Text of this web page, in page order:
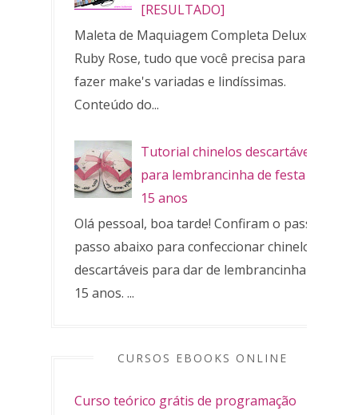
[RESULTADO]
Maleta de Maquiagem Completa Deluxe
Ruby Rose, tudo que você precisa para
fazer make's variadas e lindíssimas.
Conteúdo do...
Tutorial chinelos descartáveis
para lembrancinha de festa de
15 anos
Olá pessoal, boa tarde! Confiram o passo a
passo abaixo para confeccionar chinelos
descartáveis para dar de lembrancinha de
15 anos. ...
CURSOS EBOOKS ONLINE
Curso teórico grátis de programação